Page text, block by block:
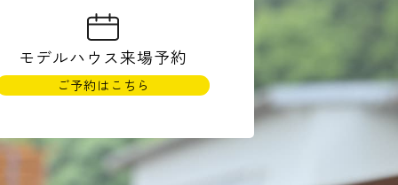
モデルハウス来場予約
ご予約はこちら